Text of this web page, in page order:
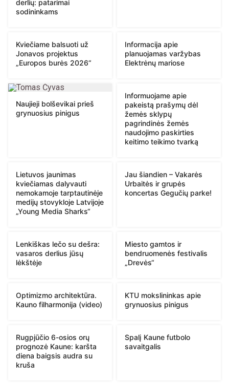
derlių: patarimai
sodininkams
Kviečiame balsuoti už
Jonavos projektus
„Europos burės 2026“
Informacija apie
planuojamas varžybas
Elektrėnų mariose
Naujieji bolševikai prieš
grynuosius pinigus
Informuojame apie
pakeistą prašymų dėl
žemės sklypų
pagrindinės žemės
naudojimo paskirties
keitimo teikimo tvarką
Lietuvos jaunimas
kviečiamas dalyvauti
nemokamoje tarptautinėje
medijų stovykloje Latvijoje
„Young Media Sharks“
Jau šiandien – Vakarės
Urbaitės ir grupės
koncertas Gegučių parke!
Lenkiškas lečo su dešra:
vasaros derlius jūsų
lėkštėje
Miesto gamtos ir
bendruomenės festivalis
„Drevės“
Optimizmo architektūra.
Kauno filharmonija (video)
KTU mokslininkas apie
grynuosius pinigus
Rugpjūčio 6-osios orų
prognozė Kaune: karšta
diena baigsis audra su
kruša
Spalį Kaune futbolo
savaitgalis